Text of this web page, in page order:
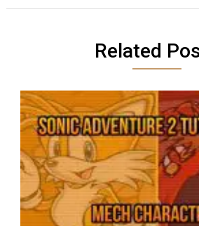
Related